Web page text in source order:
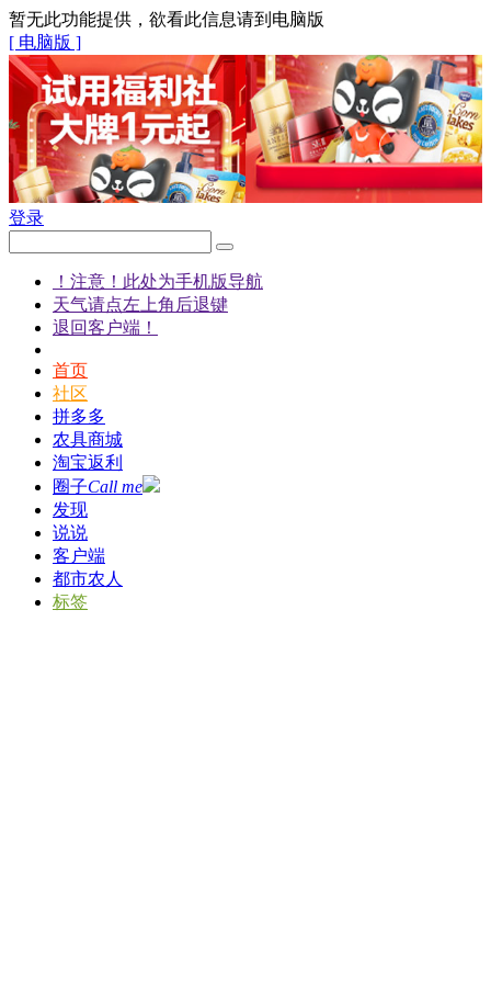
暂无此功能提供，欲看此信息请到电脑版
[ 电脑版 ]
登录
！注意！此处为手机版导航
天气请点左上角后退键
退回客户端！
首页
社区
拼多多
农具商城
淘宝返利
圈子Call me
发现
说说
客户端
都市农人
标签